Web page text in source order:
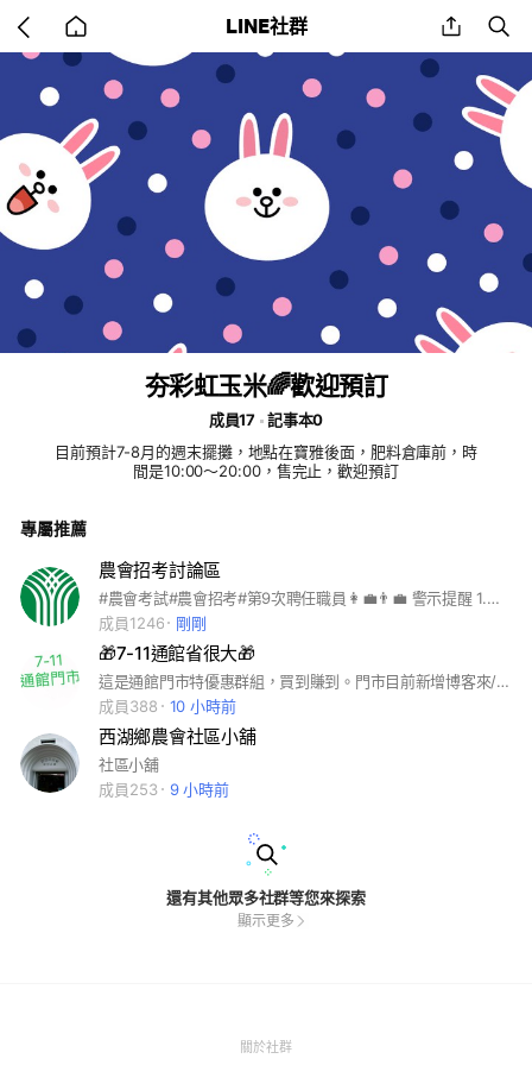
back
to
home
LINE社群 share
夯彩虹玉米🌈歡迎預訂
成員17
記事本0
目前預計7-8月的週末擺攤，地點在寶雅後面，肥料倉庫前，時
間是10:00～20:00，售完止，歡迎預訂
專屬推薦
農會招考討論區
#農會考試#農會招考#第9次聘任職員👩‍💼👨‍💼 警示提醒 1.農會考試進去不一定考會務就會在會務 有可能被調去做信用或供銷等其他部門 2.農會內部很封閉，外人要花很多心力去融入 3.供銷有可能要徒手搬肥料或米袋，體能不好請三思 4.有想到再補充
成員1246
剛剛
🎁7-11通館省很大🎁
這是通館門市特優惠群組，買到賺到。門市目前新增博客來/康士美化妝品專櫃/歡迎您來看看。
成員388
10 小時前
西湖鄉農會社區小舖
社區小舖
成員253
9 小時前
還有其他眾多社群等您來探索
顯示更多
關於社群(Open